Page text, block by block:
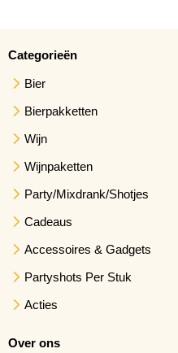
Categorieën
Bier
Bierpakketten
Wijn
Wijnpaketten
Party/Mixdrank/Shotjes
Cadeaus
Accessoires & Gadgets
Partyshots Per Stuk
Acties
Over ons